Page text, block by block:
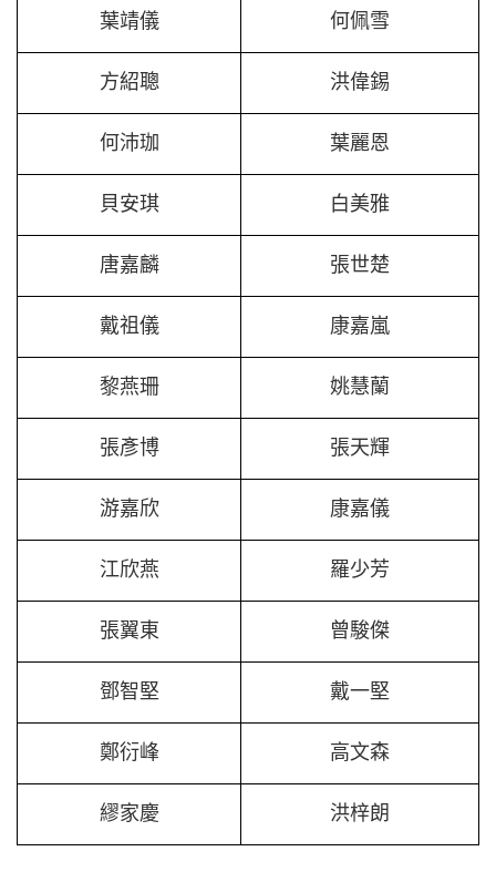
葉靖儀 何佩雪
方紹聰 洪偉錫
何沛珈 葉麗恩
貝安琪 白美雅
唐嘉麟 張世楚
戴祖儀 康嘉嵐
黎燕珊 姚慧蘭
張彥博 張天輝
游嘉欣 康嘉儀
江欣燕 羅少芳
張翼東 曾駿傑
鄧智堅 戴一堅
鄭衍峰 高文森
繆家慶 洪梓朗